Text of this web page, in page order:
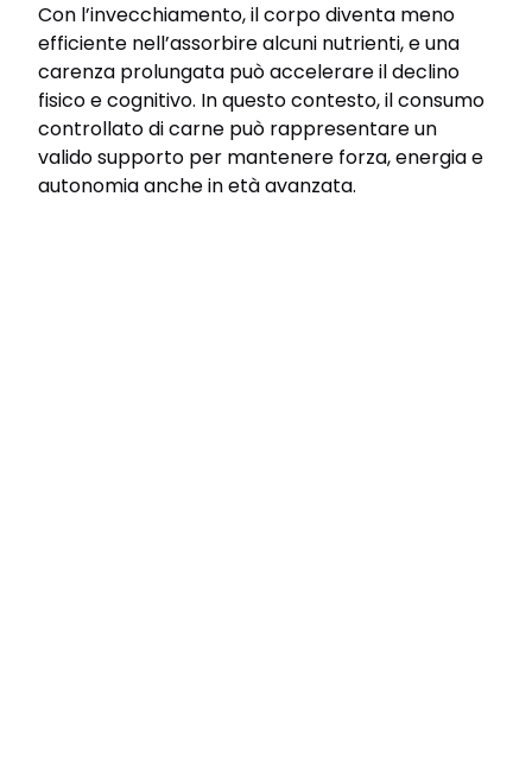
Con l’invecchiamento, il corpo diventa meno
efficiente nell’assorbire alcuni nutrienti, e una
carenza prolungata può accelerare il declino
fisico e cognitivo. In questo contesto, il consumo
controllato di carne può rappresentare un
valido supporto per mantenere forza, energia e
autonomia anche in età avanzata.